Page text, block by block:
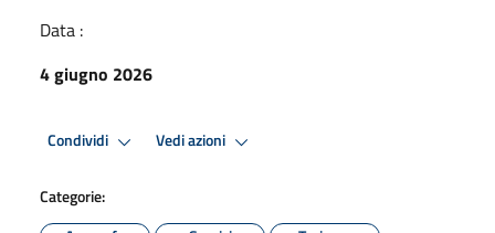
Data :
4 giugno 2026
Condividi Vedi azioni
Categorie: